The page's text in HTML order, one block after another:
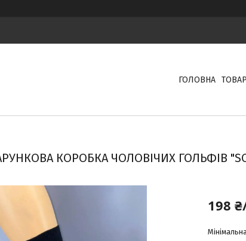
ГОЛОВНА
КОРОБКА ЧОЛОВІЧИХ ГОЛЬФІВ
198